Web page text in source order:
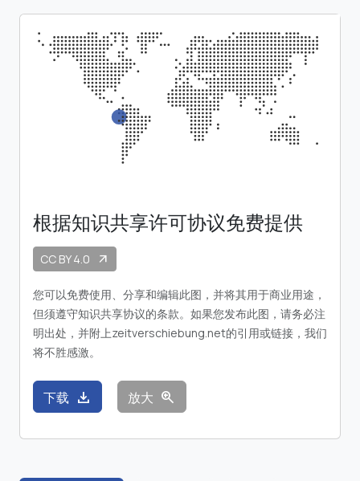
根据知识共享许可协议免费提供
CC BY 4.0 arrow_outward
您可以免费使用、分享和编辑此图，并将其用于商业用途，
但须遵守知识共享协议的条款。如果您发布此图，请务必注
明出处，并附上zeitverschiebung.net的引用或链接，我们
将不胜感激。
下载 download 放大 zoom_in